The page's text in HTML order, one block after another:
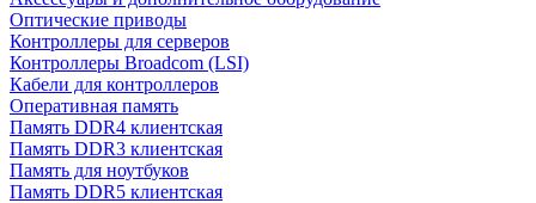
Оптические приводы
Контроллеры для серверов
Контроллеры Broadcom (LSI)
Кабели для контроллеров
Оперативная память
Память DDR4 клиентская
Память DDR3 клиентская
Память для ноутбуков
Память DDR5 клиентская